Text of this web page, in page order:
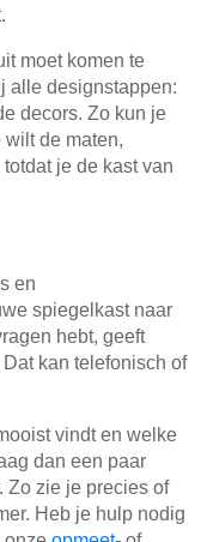
moet komen te
alle designstappen:
decors. Zo kun je
de maten,
je de kast van
en
spiegelkast naar
hebt, geeft
kan telefonisch of
vindt en welke
dan een paar
Zo zie je precies of
Heb je hulp nodig